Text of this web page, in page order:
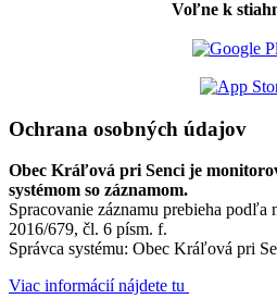
Voľne k
Ochrana osobných údajov
Obec Kráľová pri Senci je
systémom so záznamom.
Spracovanie záznamu prebieha podľa
2016/679, čl. 6 písm. f.
Správca systému: Obec Kráľová pri
Viac informácií nájdete tu